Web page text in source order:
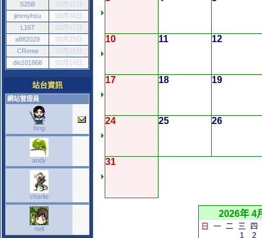
S25B
03月31日
jimmyhsu
03月30日
L16T
03月27日
a882029
03月23日
CRome
03月21日
dio101868
03月19日
站台資訊
網站管理員
bing
andy
charlie
neil
10 11 12
17 18 19
24 25 26
31
2026年 4
日 一 二 三
四
1
2